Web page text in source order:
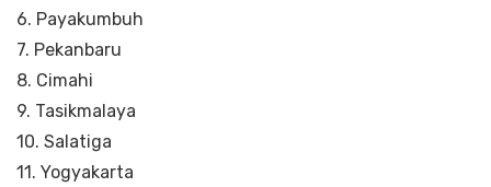
6. Payakumbuh
7. Pekanbaru
8. Cimahi
9. Tasikmalaya
10. Salatiga
11. Yogyakarta